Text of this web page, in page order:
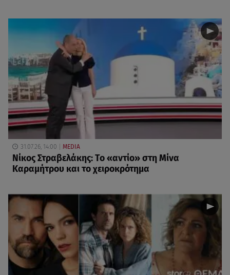
31.07.26, 14:00 MEDIA
Νίκος Στραβελάκης: Το «αντίο» στη Μίνα
Καραμήτρου και το χειροκρότημα